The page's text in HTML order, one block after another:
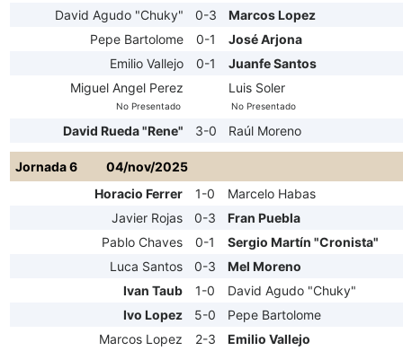
David Agudo "Chuky"
0-3
Marcos Lopez
Pepe Bartolome
0-1
José Arjona
Emilio Vallejo
0-1
Juanfe Santos
Miguel Angel Perez
No Presentado
Luis Soler
No Presentado
David Rueda "Rene" 3-0 Raúl Moreno
Jornada 6
04/nov/2025
Horacio Ferrer
1-0
Marcelo Habas
Javier Rojas
0-3
Fran Puebla
Pablo Chaves
0-1
Sergio Martín "Cronista"
Luca Santos
0-3
Mel Moreno
Ivan Taub
1-0
David Agudo "Chuky"
Ivo Lopez
5-0
Pepe Bartolome
Marcos Lopez
2-3
Emilio Vallejo